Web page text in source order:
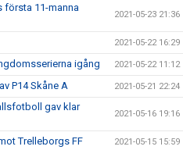
första 11-manna
2021-05-23 21:36
2021-05-22 16:29
igång 2021-05-22 11:12
P14 Skåne A 2021-05-21 22:24
gav klar
2021-05-16 19:16
Trelleborgs FF 2021-05-15 15:59